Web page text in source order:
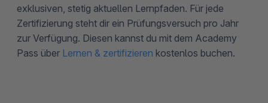
exklusiven, stetig aktuellen Lernpfaden. Für jede
Zertifizierung steht dir ein Prüfungsversuch pro Jahr
zur Verfügung. Diesen kannst du mit dem Academy
Pass über Lernen & zertifizieren kostenlos buchen.